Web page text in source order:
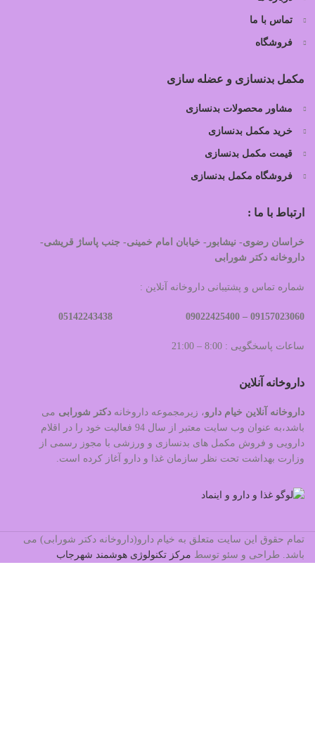
تماس با ما
فروشگاه
مکمل بدنسازی و عضله سازی
مشاور محصولات بدنسازی
خرید مکمل بدنسازی
قیمت مکمل بدنسازی
فروشگاه مکمل بدنسازی
ارتباط با ما :
خراسان رضوی- نیشابور- خیابان امام خمینی- جنب پاساژ قریشی-
داروخانه دکتر شورابی
شماره تماس و پشتیبانی داروخانه آنلاین :
09157023060 –
ساعات پاسخگویی : 8:00 – 21:00
داروخانه آنلاین
داروخانه آنلاین خیام دارو، زیرمجموعه داروخانه دکتر شورابی می
باشد،به عنوان وب سایت معتبر از سال 94 فعالیت خود را در اقلام
دارویی و فروش مکمل های بدنسازی و ورزشی با مجوز رسمی از
وزارت بهداشت تحت نظر سازمان غذا و دارو آغاز کرده است.
تمام حقوق این سایت متعلق به خیام دارو(داروخانه دکتر شورابی) می
باشد. طراحی و سئو توسط مرکز تکنولوژی هوشمند شهرجاب